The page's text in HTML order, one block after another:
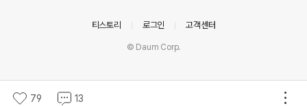
79 13
티스토리 로그인 고객센터
© Daum Corp.